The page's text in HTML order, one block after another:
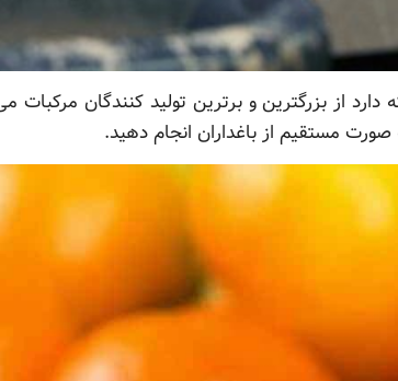
از بزرگترین و برترین تولید کنندگان مرکبات
مستقیم از باغداران انجام دهید.